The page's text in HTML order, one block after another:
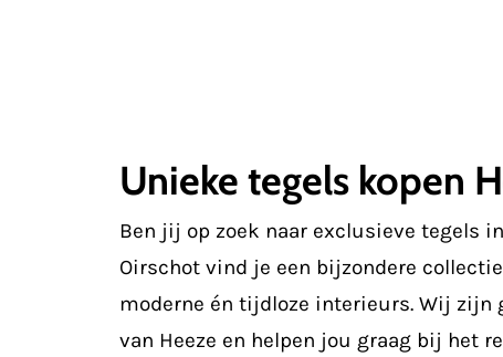
Unieke tegels kopen
Ben jij op zoek naar exclusieve tegels
Oirschot vind je een bijzondere
moderne én tijdloze interieurs. Wij zijn
van Heeze en helpen jou graag bij het